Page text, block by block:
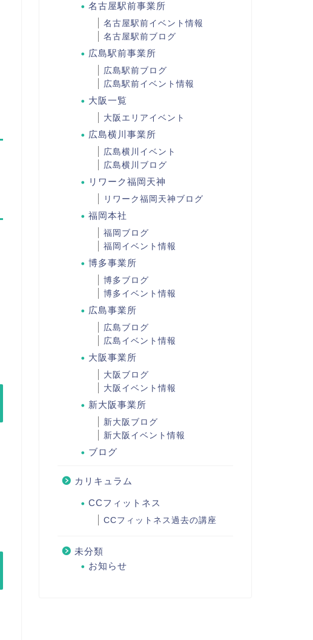
名古屋駅前事業所
名古屋駅前イベント情報
名古屋駅前ブログ
広島駅前事業所
広島駅前ブログ
広島駅前イベント情報
大阪一覧
大阪エリアイベント
広島横川事業所
広島横川イベント
広島横川ブログ
リワーク福岡天神
リワーク福岡天神ブログ
福岡本社
福岡ブログ
福岡イベント情報
博多事業所
博多ブログ
博多イベント情報
広島事業所
広島ブログ
広島イベント情報
大阪事業所
大阪ブログ
大阪イベント情報
新大阪事業所
新大阪ブログ
新大阪イベント情報
ブログ
カリキュラム
CCフィットネス
CCフィットネス過去の講座
未分類
お知らせ